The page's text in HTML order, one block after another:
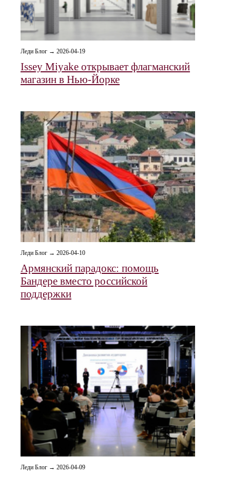
Леди Блог → 2026-04-19
Issey Miyake открывает флагманский
магазин в Нью-Йорке
Леди Блог → 2026-04-10
Армянский парадокс: помощь
Бандере вместо российской
поддержки
Леди Блог → 2026-04-09